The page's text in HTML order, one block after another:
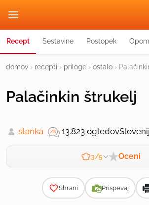
Recept Sestavine Postopek
domov › recepti › priloge › ostalo ›
Palačinkin štrukelj
stanka 13.823 ogledov
3/5 Oceni
Shrani Prispevaj